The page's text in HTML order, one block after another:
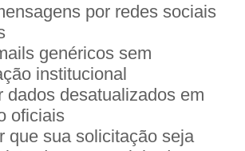
por redes sociais
genéricos sem
institucional
dados desatualizados em
oficiais
que sua solicitação seja